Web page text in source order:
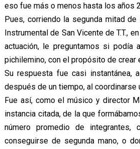
eso fue más o menos hasta los años
Pues, corriendo la segunda mitad
Instrumental de San Vicente de T.T.,
actuación, le preguntamos si podía
pichilemino, con el propósito de crear
Su respuesta fue casi instantánea,
después de un tiempo, al coordinarse
Fue así, como el músico y director
instancia citada, de la que
número promedio de integrantes,
conseguirse de segunda mano, o